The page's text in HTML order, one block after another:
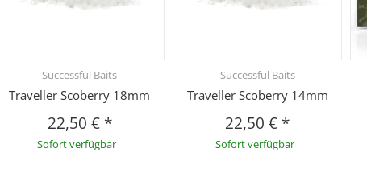
Successful Baits
Traveller Scoberry 18mm
22,50 € *
Sofort verfügbar
Successful Baits
Traveller Scoberry 14mm
22,50 € *
Sofort verfügbar